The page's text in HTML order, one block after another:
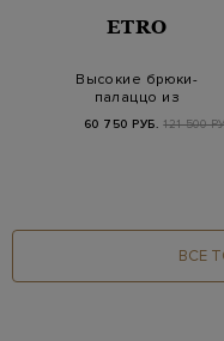
ETRO
Высокие брюки-
палаццо из
вискозного и
шелкового велюра
60 750 РУБ. 121 500
ВСЕ